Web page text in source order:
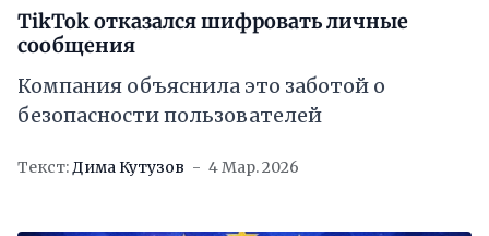
TikTok отказался шифровать личные
сообщения
Компания объяснила это заботой о
безопасности пользователей
Текст:Дима Кутузов 4 Мар. 2026